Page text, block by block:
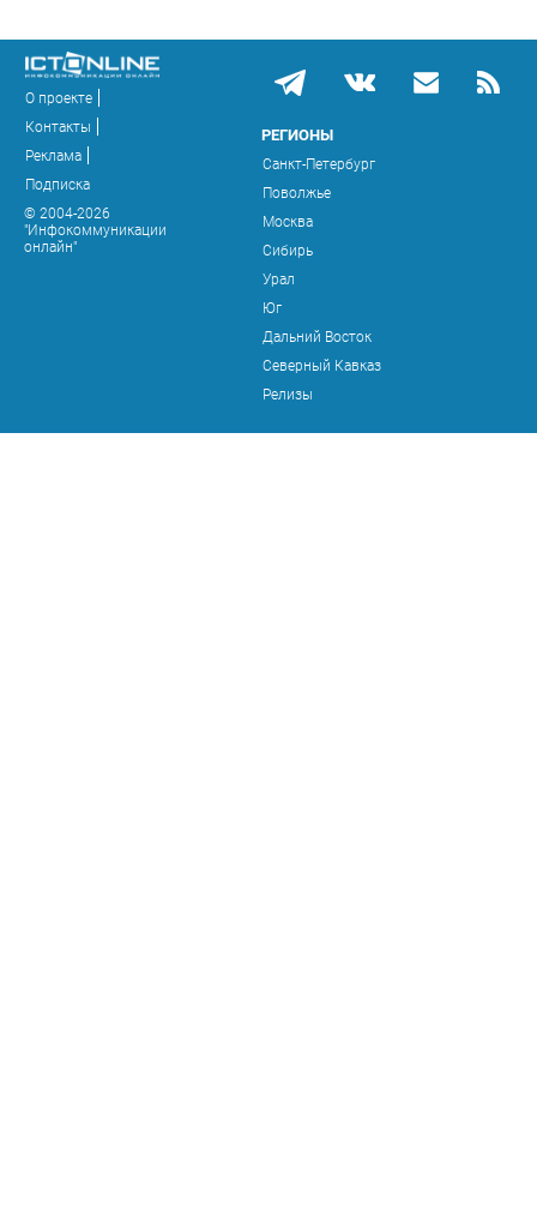
О проекте
Контакты
Реклама
Подписка
© 2004-2026
"Инфокоммуникации
онлайн"
РЕГИОНЫ
Санкт-Петербург
Поволжье
Москва
Сибирь
Урал
Юг
Дальний Восток
Северный Кавказ
Релизы